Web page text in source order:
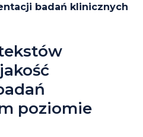
badań klinicznych
poziomie